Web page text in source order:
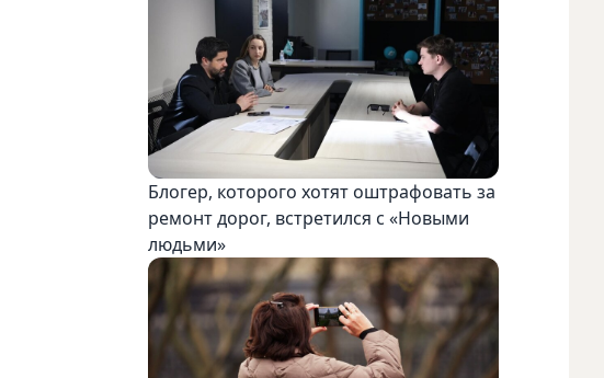
Блогер, которого хотят оштрафовать за
ремонт дорог, встретился с «Новыми
людьми»